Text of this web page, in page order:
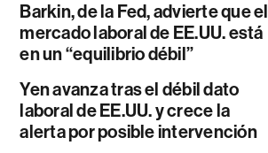
Barkin, de la Fed, advierte que el
mercado laboral de EE.UU. está
en un “equilibrio débil”
Yen avanza tras el débil dato
laboral de EE.UU. y crece la
alerta por posible intervención